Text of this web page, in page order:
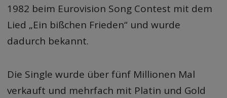
1982 beim Eurovision Song Contest mit dem
Lied „Ein bißchen Frieden“ und wurde
dadurch bekannt.
Die Single wurde über fünf Millionen Mal
verkauft und mehrfach mit Platin und Gold